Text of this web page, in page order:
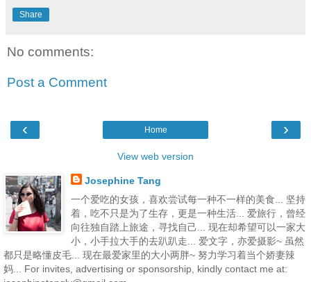
Share
No comments:
Post a Comment
‹ ›
Home
View web version
Josephine Tang
一个爱吃的女孩，喜欢尝试每一种不一样的美食... 坚持
着，吃不只是为了生存，更是一种生活... 爱旅行，曾经
向往独自踏上旅途，寻找自己... 现在却希望可以一家大
小，小手拉大手的去趴趴走... 爱文字，亦爱摄影~ 虽然
都只是略懂皮毛... 现在最爱家里的大小两胖~ 努力学习着当个娇妻辣
妈... For invites, advertising or sponsorship, kindly contact me at: